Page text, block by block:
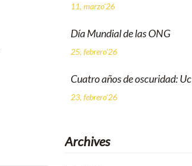
11, marzo'26
Día Mundial de las ONG
25, febrero'26
Cuatro años de oscuridad: Uc
23, febrero'26
Archives